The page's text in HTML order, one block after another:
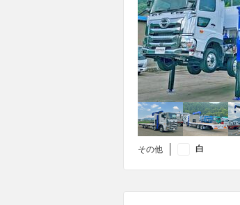
その他 白